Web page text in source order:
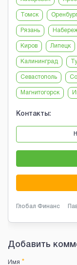
Томск
Рязань
Киров Липецк
Калининград
Севастополь
Магнитогорск
Контакты:
Глобал Финанс
Добавить
Имя *